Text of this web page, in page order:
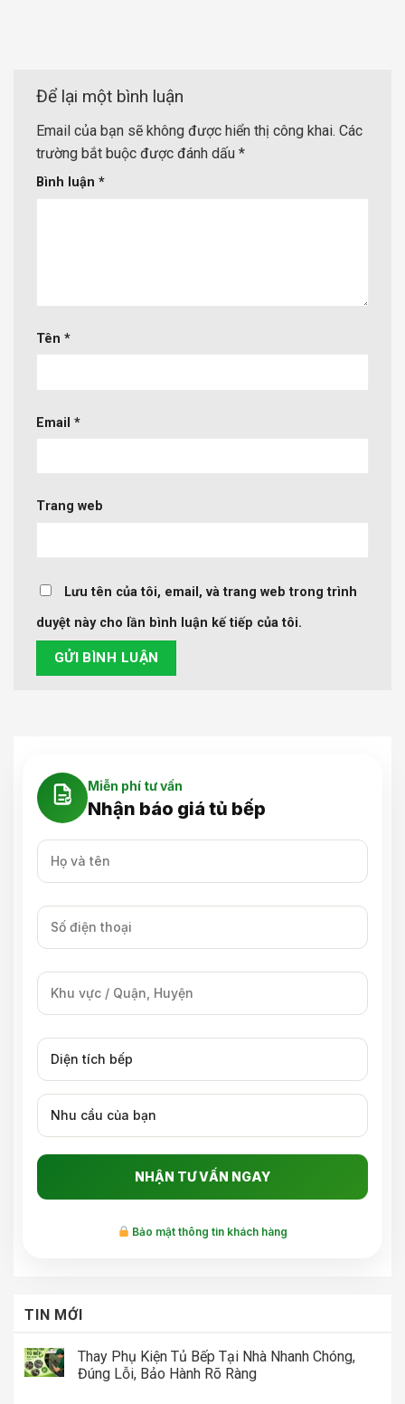
Để lại một bình luận
Email của bạn sẽ không được hiển thị công khai. Các
trường bắt buộc được đánh dấu *
Bình luận *
Tên *
Email *
Trang web
Lưu tên của tôi, email, và trang web trong trình
duyệt này cho lần bình luận kế tiếp của tôi.
Miễn phí tư vấn
Nhận báo giá tủ bếp
Bảo mật thông tin khách hàng
TIN MỚI
Thay Phụ Kiện Tủ Bếp Tại Nhà Nhanh Chóng,
Đúng Lỗi, Bảo Hành Rõ Ràng